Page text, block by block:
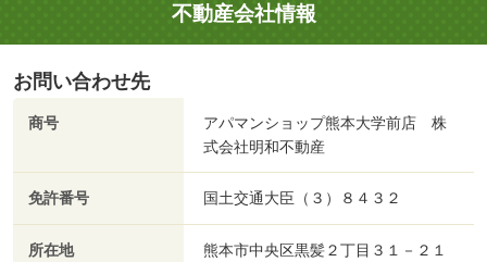
不動産会社情報
お問い合わせ先
商号
アパマンショップ熊本大学前店 株
式会社明和不動産
免許番号 国土交通大臣（３）８４３２
所在地 熊本市中央区黒髪２丁目３１－２１